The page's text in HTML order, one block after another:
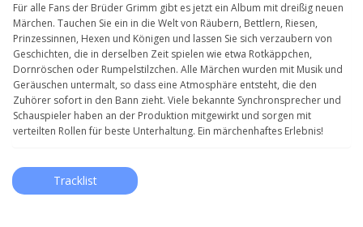
Für alle Fans der Brüder Grimm gibt es jetzt ein Album mit dreißig neuen
Märchen. Tauchen Sie ein in die Welt von Räubern, Bettlern, Riesen,
Prinzessinnen, Hexen und Königen und lassen Sie sich verzaubern von
Geschichten, die in derselben Zeit spielen wie etwa Rotkäppchen,
Dornröschen oder Rumpelstilzchen. Alle Märchen wurden mit Musik und
Geräuschen untermalt, so dass eine Atmosphäre entsteht, die den
Zuhörer sofort in den Bann zieht. Viele bekannte Synchronsprecher und
Schauspieler haben an der Produktion mitgewirkt und sorgen mit
verteilten Rollen für beste Unterhaltung. Ein märchenhaftes Erlebnis!
Tracklist